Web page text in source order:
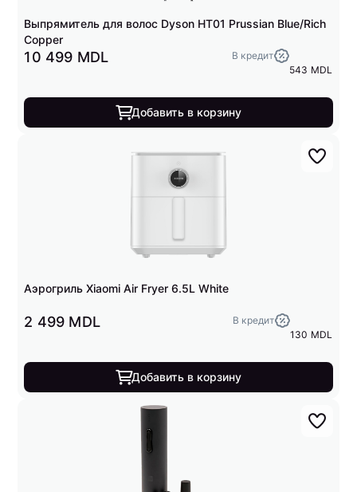
Выпрямитель для волос Dyson HT01 Prussian Blue/Rich
Copper
10 499 MDL
В кредит
543 MDL
Добавить в корзину
Аэрогриль Xiaomi Air Fryer 6.5L White
2 499 MDL
В кредит
130 MDL
Добавить в корзину